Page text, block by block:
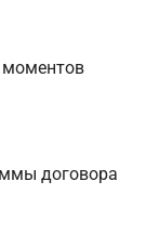
моментов
договора